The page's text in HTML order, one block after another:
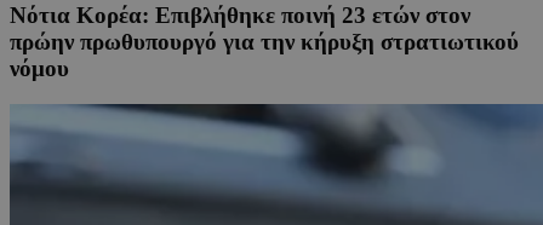
Νότια Κορέα: Επιβλήθηκε ποινή 23 ετών στον
πρώην πρωθυπουργό για την κήρυξη στρατιωτικού
νόμου